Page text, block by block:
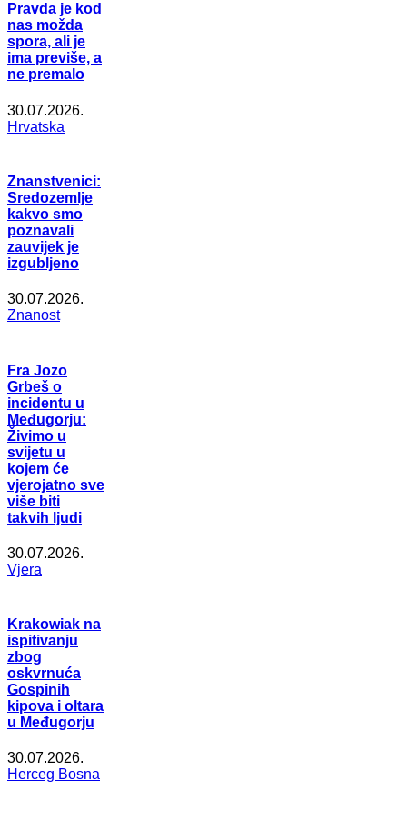
Pravda je kod
nas možda
spora, ali je
ima previše, a
ne premalo
30.07.2026.
Hrvatska
Znanstvenici:
Sredozemlje
kakvo smo
poznavali
zauvijek je
izgubljeno
30.07.2026.
Znanost
Fra Jozo
Grbeš o
incidentu u
Međugorju:
Živimo u
svijetu u
kojem će
vjerojatno sve
više biti
takvih ljudi
30.07.2026.
Vjera
Krakowiak na
ispitivanju
zbog
oskvrnuća
Gospinih
kipova i oltara
u Međugorju
30.07.2026.
Herceg Bosna